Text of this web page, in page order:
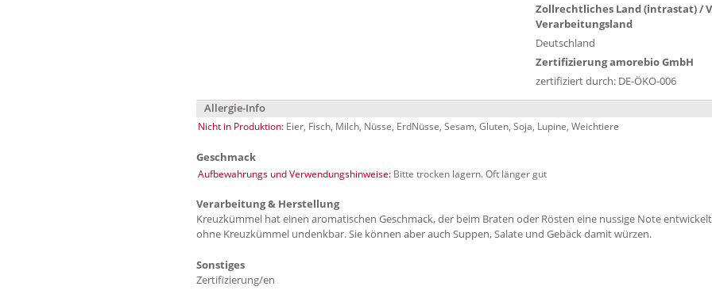
Zollrechtliches Land (intrastat) /
Verarbeitungsland
Deutschland
Zertifizierung amorebio GmbH
zertifiziert durch: DE-ÖKO-006
Allergie-Info
Nicht in Produktion: Eier, Fisch, Milch, Nüsse, ErdNüsse, Sesam, Gluten, Soja, Lupine, Weichtiere
Geschmack
Aufbewahrungs und Verwendungshinweise: Bitte trocken lagern. Oft länger gut
Verarbeitung & Herstellung
Kreuzkümmel hat einen aromatischen Geschmack, der beim Braten oder Rösten eine nussige Note
ohne Kreuzkümmel undenkbar. Sie können aber auch Suppen, Salate und Gebäck damit würzen.
Sonstiges
Zertifizierung/en